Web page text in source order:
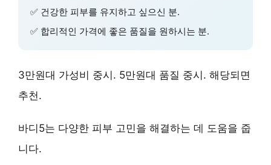
✅ 건강한 피부를 유지하고 싶으신 분.
✅ 합리적인 가격에 좋은 품질을 원하시는 분.
3만원대 가성비 중시. 5만원대 품질 중시. 해당되면
추천.
바디5는 다양한 피부 고민을 해결하는 데 도움을 줍
니다.